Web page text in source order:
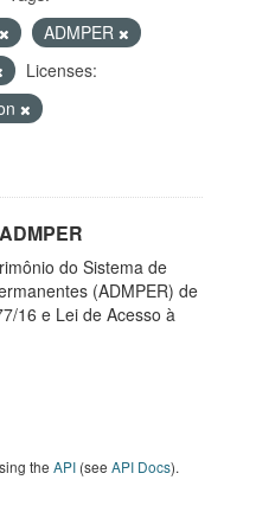
ADMPER
Licenses:
do Sistema de
(ADMPER) de
16 e Lei de Acesso à
the API (see API Docs).